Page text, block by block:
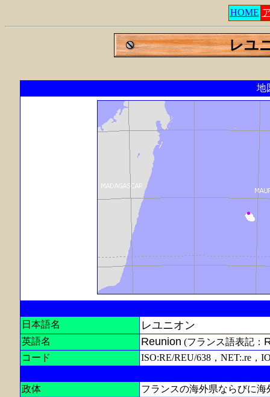
HOME
レユ
日本語名 レユニオン
英語名 Reunion (フランス語表記：
コード ISO:RE/REU/638，NET:.re，
政体
フランスの海外県ならびに海